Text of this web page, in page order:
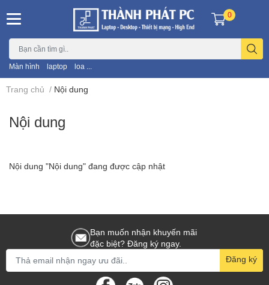
Màn hình laptop loa ...
0
Trang chủ / Nội dung
Nội dung
Nội dung "Nội dung" đang được cập nhật
Bạn muốn nhận khuyến mãi
đặc biệt? Đăng ký ngay.
Đăng ký